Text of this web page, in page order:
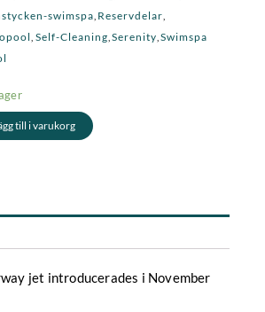
swimspa Reservdelar
Self-Cleaning ,Serenity ,Swimspa
till i varukorg
jet introducerades i November